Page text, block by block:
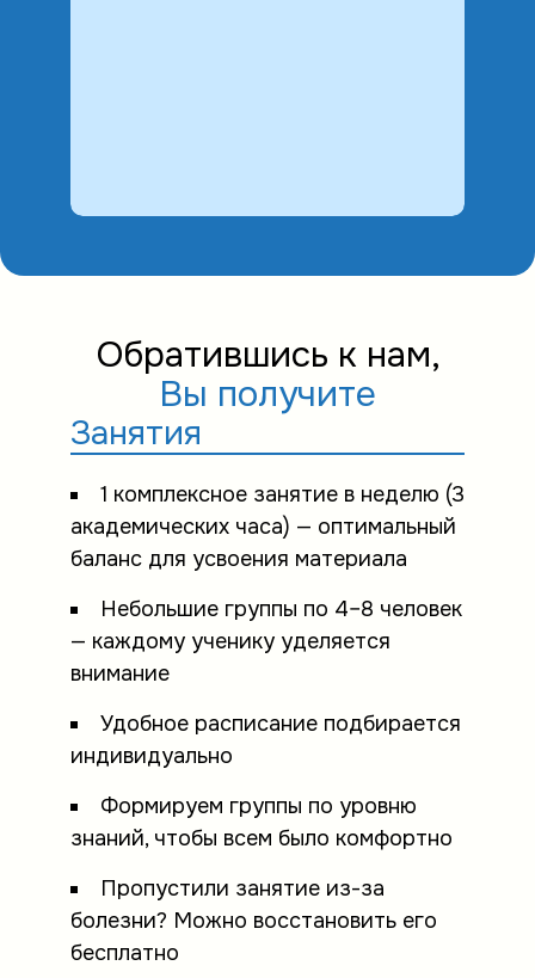
Обратившись к нам,
Вы получите
Занятия
1 комплексное занятие в неделю (3
академических часа) — оптимальный
баланс для усвоения материала
Небольшие группы по 4–8 человек
— каждому ученику уделяется
внимание
Удобное расписание подбирается
индивидуально
Формируем группы по уровню
знаний, чтобы всем было комфортно
Пропустили занятие из-за
болезни? Можно восстановить его
бесплатно